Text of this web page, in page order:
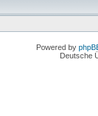
Powered by
Deutsche